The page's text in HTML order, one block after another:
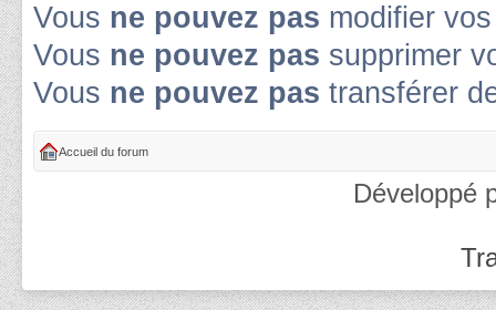
Vous ne pouvez pas modifier
Vous ne pouvez pas supprimer
Vous ne pouvez pas transférer
Accueil du forum
Développé